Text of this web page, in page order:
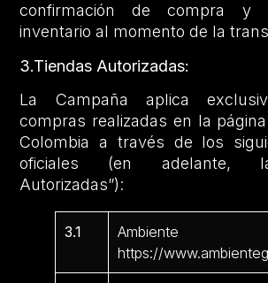
confirmación de compra y
inventario al momento de la
3.Tiendas Autorizadas:
La Campaña aplica
compras realizadas en la
Colombia a través de los
oficiales (en adelante,
Autorizadas”):
3.1
Ambiente
https://